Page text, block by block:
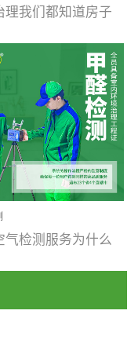
理我们都知道房子
会有甲醛，其实汽
醛超标问题更为严
车的空间范围小，
皮具、装饰多，这
汽...
气检测服务为什么
规定的标准检测方